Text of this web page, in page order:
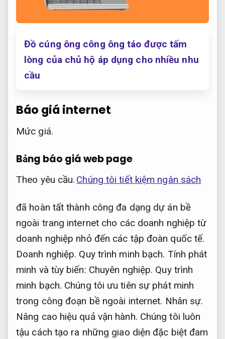
Đồ cúng ông công ông táo được tấm
lòng của chủ hộ áp dụng cho nhiều nhu
cầu
Báo giá internet
Mức giá.
Bảng báo giá web page
Theo yêu cầu. Chúng tôi tiết kiệm ngân sách
đã hoàn tất thành công đa dạng dự án bề
ngoài trang internet cho các doanh nghiệp từ
doanh nghiệp nhỏ đến các tập đoàn quốc tế.
Doanh nghiệp. Quy trình minh bạch. Tính phát
minh và tùy biến: Chuyên nghiệp. Quy trình
minh bạch. Chúng tôi ưu tiên sự phát minh
trong công đoạn bề ngoài internet. Nhân sự.
Nâng cao hiệu quả vận hành. Chúng tôi luôn
tậu cách tạo ra những giao diện đặc biệt đam